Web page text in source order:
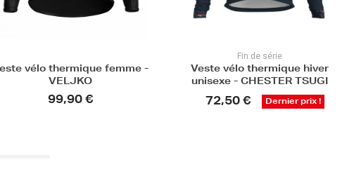
Veste vélo thermique hiver
unisexe - CHESTER TSUGI
72,50 € Dernier prix !
Veste vélo de protection pluie
Premium unisexe - RYKER
BOREAL